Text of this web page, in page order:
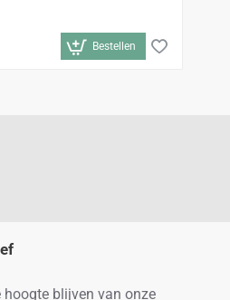
Bestellen
hoogte blijven van onze